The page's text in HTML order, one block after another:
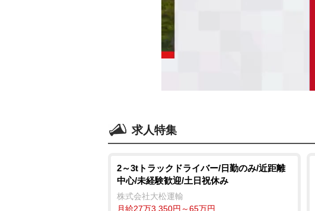
求人特集
2～3tトラックドライバー/日勤のみ/近距離
中心/未経験歓迎/土日祝休み
株式会社大松運輸
月給27万3,350円～65万円